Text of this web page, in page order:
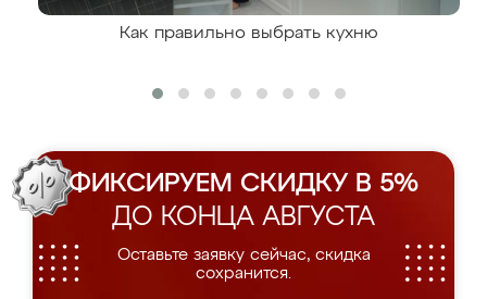
Как правильно выбрать кухню
ФИКСИРУЕМ СКИДКУ В 5%
ДО КОНЦА АВГУСТА
Оставьте заявку сейчас, скидка
сохранится.